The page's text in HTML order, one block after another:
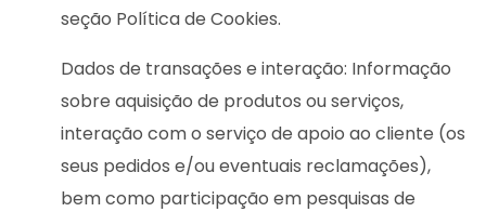
seção Política de Cookies.
Dados de transações e interação: Informação
sobre aquisição de produtos ou serviços,
interação com o serviço de apoio ao cliente (os
seus pedidos e/ou eventuais reclamações),
bem como participação em pesquisas de